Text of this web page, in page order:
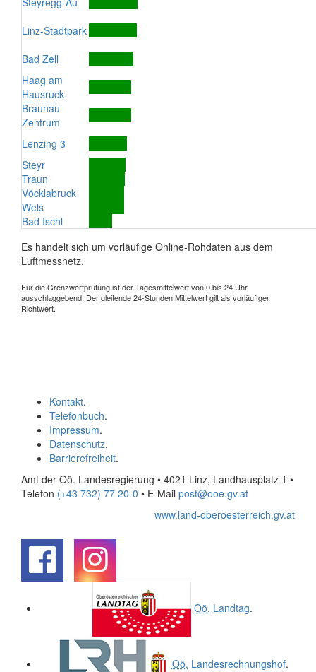
Linz-Stadtpark
Bad Zell
Haag am
Hausruck
Braunau
Zentrum
Lenzing 3
Steyr
Traun
Vöcklabruck
Wels
Bad Ischl
Es handelt sich um vorläufige Online-Rohdaten aus dem
Luftmessnetz.
Für die Grenzwertprüfung ist der Tagesmittelwert von 0 bis 24 Uhr
ausschlaggebend. Der gleitende 24-Stunden Mittelwert gilt als vorläufiger
Richtwert.
Kontakt.
Telefonbuch.
Impressum.
Datenschutz.
Barrierefreiheit.
Amt der Oö. Landesregierung • 4021 Linz, Landhausplatz 1 •
Telefon (+43 732) 77 20-0 • E-Mail post@ooe.gv.at
www.land-oberoesterreich.gv.at
Oö. Landtag.
Oö. Landesrechnungshof.